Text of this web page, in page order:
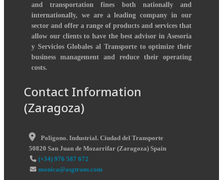
and transportation fines both nationally and
internationally, we are a leading company in our
sector and offer a range of products and services that
allow our clients to have the best advisor in Asesoría
y Servicios Globales al Transporte to optimize their
business management and reduce their operating
costs.
Contact Information
(Zaragoza)
Poligono. Industrial. Ciudad del Transporte
50820 San Juan de Mozarrifar (Zaragoza) Spain
(+34) 976 587 672
monica@asgtrans.com